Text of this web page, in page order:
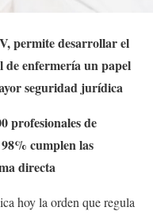
permite desarrollar el
de enfermería un papel
seguridad jurídica
profesionales de
cumplen las
directa
hoy la orden que regula